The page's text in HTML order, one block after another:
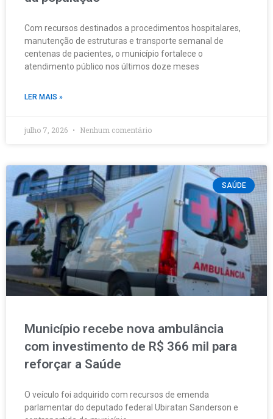
Com recursos destinados a procedimentos hospitalares,
manutenção de estruturas e transporte semanal de
centenas de pacientes, o município fortalece o
atendimento público nos últimos doze meses
LER MAIS »
julho 7, 2026 Nenhum comentário
SAÚDE
Município recebe nova ambulância
com investimento de R$ 366 mil para
reforçar a Saúde
O veículo foi adquirido com recursos de emenda
parlamentar do deputado federal Ubiratan Sanderson e